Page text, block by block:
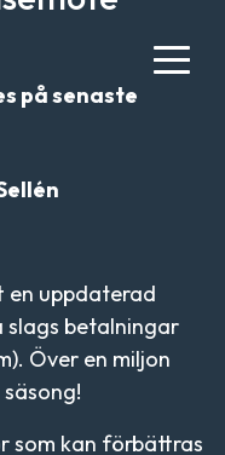
på senaste
ute.
en uppdaterad
slags betalningar
Över en miljon
som kan förbättras